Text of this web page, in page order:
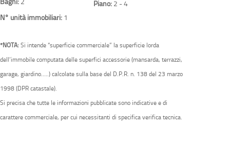
Bagni: 2 Piano: 2 - 4
N° unità immobiliari: 1
*NOTA: Si intende “superficie commerciale” la superficie lorda
dell’immobile computata delle superfici accessorie (mansarda, terrazzi,
garage, giardino…..) calcolate sulla base del D.P.R. n. 138 del 23 marzo
1998 (DPR catastale).
Si precisa che tutte le informazioni pubblicate sono indicative e di
carattere commerciale, per cui necessitanti di specifica verifica tecnica.